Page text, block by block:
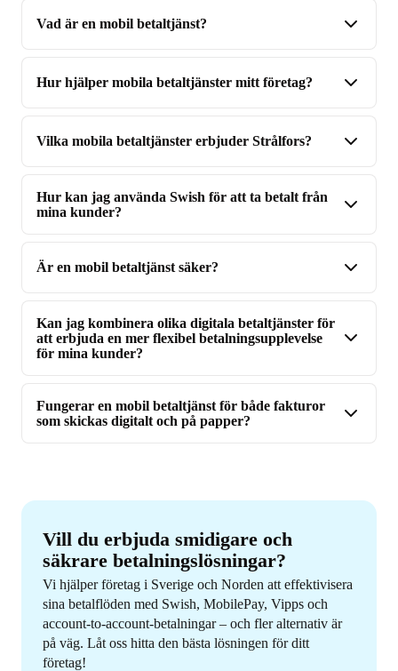
Vad är en mobil betaltjänst?
Hur hjälper mobila betaltjänster mitt företag?
Vilka mobila betaltjänster erbjuder Strålfors?
Hur kan jag använda Swish för att ta betalt från
mina kunder?
Är en mobil betaltjänst säker?
Kan jag kombinera olika digitala betaltjänster för
att erbjuda en mer flexibel betalningsupplevelse
för mina kunder?
Fungerar en mobil betaltjänst för både fakturor
som skickas digitalt och på papper?
Vill du erbjuda smidigare och
säkrare betalningslösningar?
Vi hjälper företag i Sverige och Norden att effektivisera
sina betalflöden med Swish, MobilePay, Vipps och
account-to-account-betalningar – och fler alternativ är
på väg. Låt oss hitta den bästa lösningen för ditt
företag!